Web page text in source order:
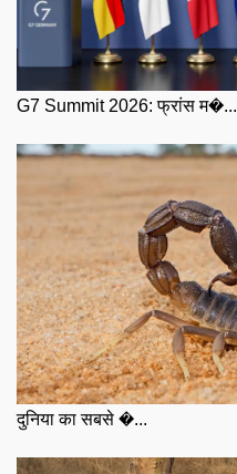
G7 Summit 2026: फ्रांस म�...
दुनिया का सबसे �...